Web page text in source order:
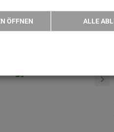
Akku-Hochentaster
ÖFFNEN ALLE